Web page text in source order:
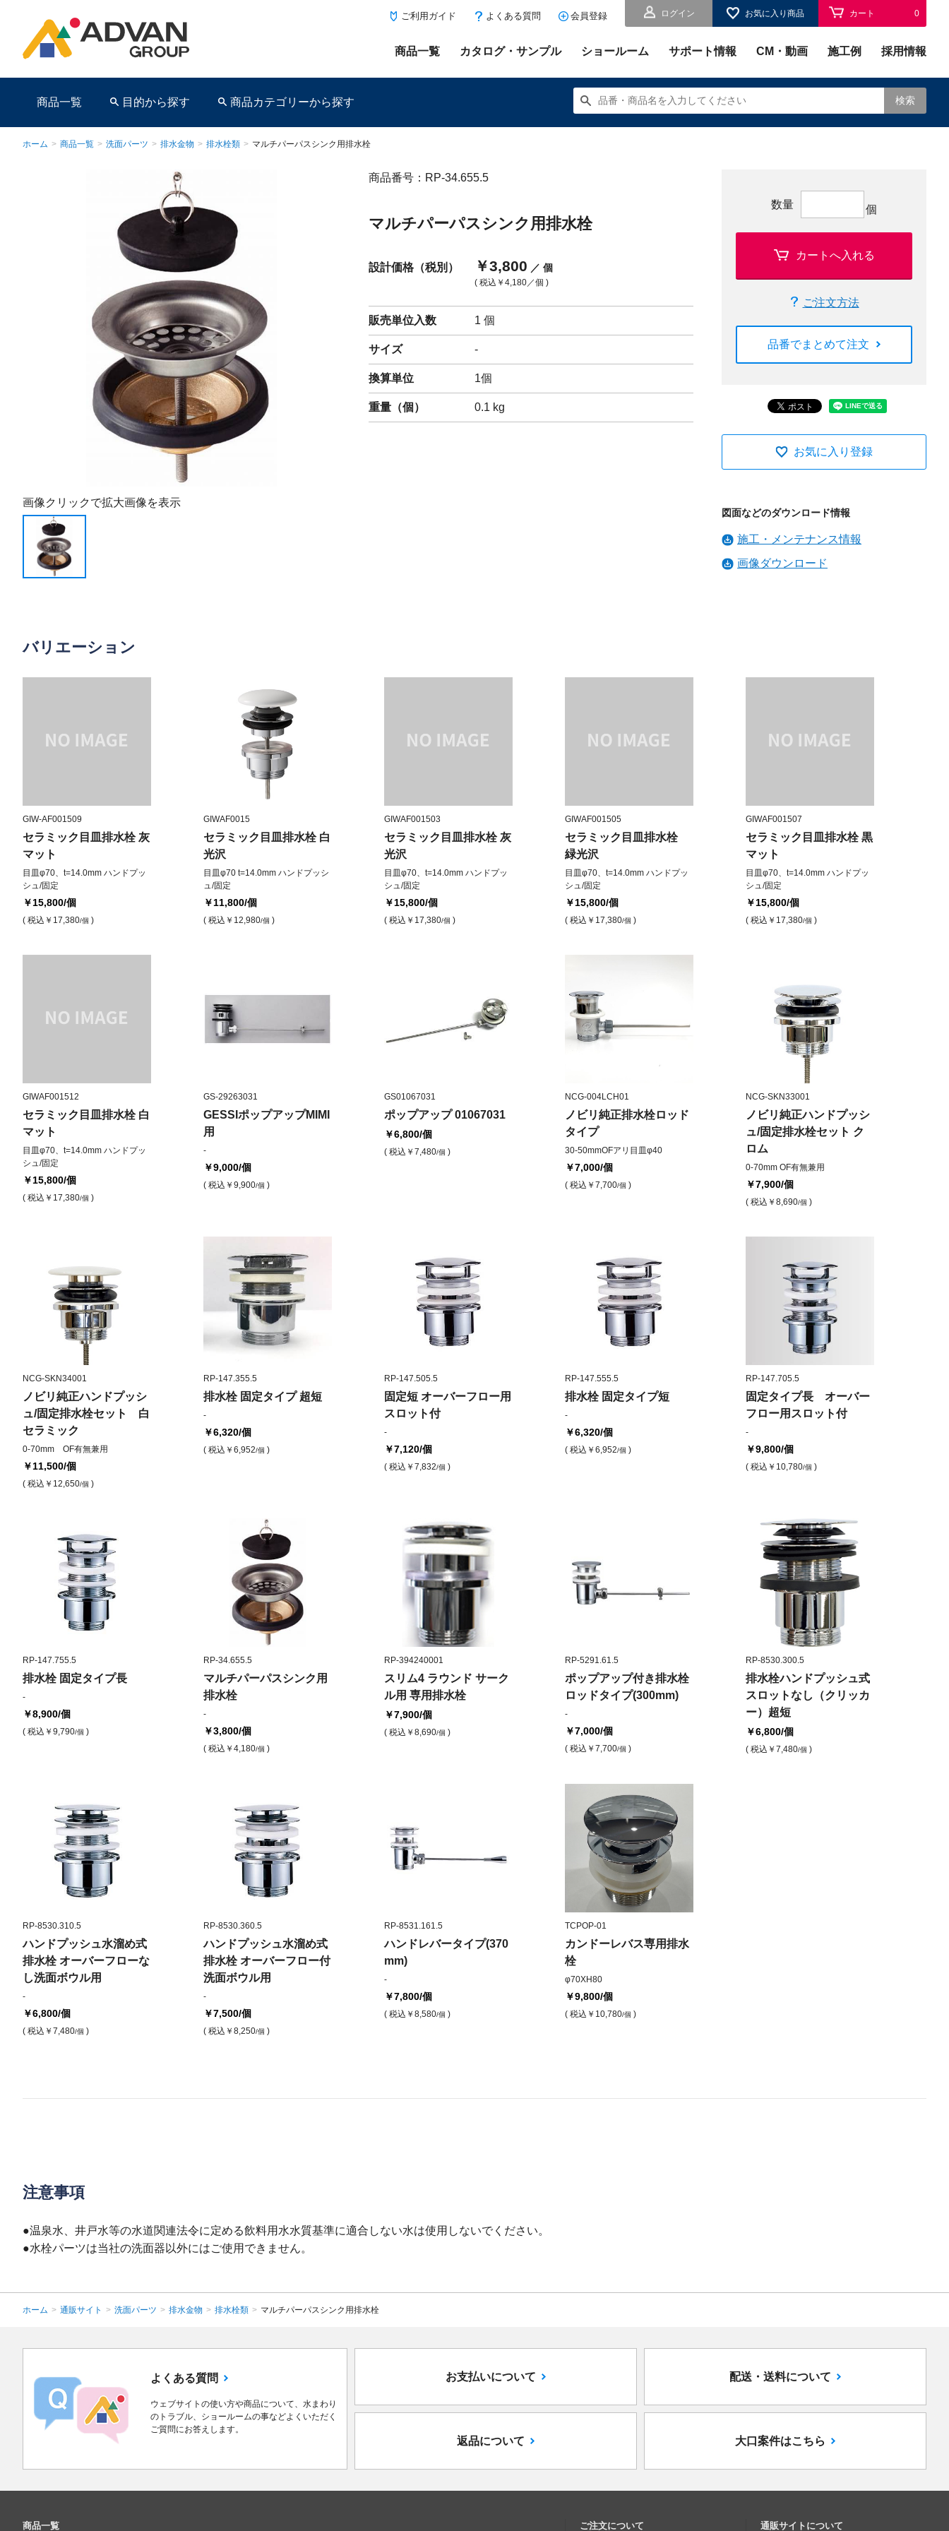
ログイン お気に入り商品 カート 0
ご利用ガイド よくある質問 会員登録
商品一覧 カタログ・サンプル ショールーム サポート情報 CM・動画 施工例 採用情報
商品一覧 目的から探す 商品カテゴリーから探す 検索
ホーム > 商品一覧 > 洗面パーツ > 排水金物 > 排水栓類 > マルチパーパスシンク用排水栓
画像クリックで拡大画像を表示
商品番号：RP-34.655.5
マルチパーパスシンク用排水栓
設計価格（税別） ￥3,800 ／ 個
( 税込 ￥4,180／個 )
販売単位入数 1 個
サイズ -
換算単位 1個
重量（個 ） 0.1 kg
数量 個
カートへ入れる
ご注文方法
品番でまとめて注文
お気に入り登録
図面などのダウンロード情報
施工・メンテナンス情報
画像ダウンロード
バリエーション
GIW-AF001509
セラミック目皿排水栓 灰
マット
目皿φ70、t=14.0mm ハンドプッ
シュ/固定
￥15,800/個
( 税込 ￥17,380/個 )
GIWAF0015
セラミック目皿排水栓 白
光沢
目皿φ70 t=14.0mm ハンドプッシ
ュ/固定
￥11,800/個
( 税込 ￥12,980/個 )
GIWAF001503
セラミック目皿排水栓 灰
光沢
目皿φ70、t=14.0mm ハンドプッ
シュ/固定
￥15,800/個
( 税込 ￥17,380/個 )
GIWAF001505
セラミック目皿排水栓
緑光沢
目皿φ70、t=14.0mm ハンドプッ
シュ/固定
￥15,800/個
( 税込 ￥17,380/個 )
GIWAF001507
セラミック目皿排水栓 黒
マット
目皿φ70、t=14.0mm ハンドプッ
シュ/固定
￥15,800/個
( 税込 ￥17,380/個 )
GIWAF001512
セラミック目皿排水栓 白
マット
目皿φ70、t=14.0mm ハンドプッ
シュ/固定
￥15,800/個
( 税込 ￥17,380/個 )
GS-29263031
GESSIポップアップMIMI
用
-
￥9,000/個
( 税込 ￥9,900/個 )
GS01067031
ポップアップ 01067031
￥6,800/個
( 税込 ￥7,480/個 )
NCG-004LCH01
ノビリ純正排水栓ロッド
タイプ
30-50mmOFアリ目皿φ40
￥7,000/個
( 税込 ￥7,700/個 )
NCG-SKN33001
ノビリ純正ハンドプッシ
ュ/固定排水栓セット ク
ロム
0-70mm OF有無兼用
￥7,900/個
( 税込 ￥8,690/個 )
NCG-SKN34001
ノビリ純正ハンドプッシ
ュ/固定排水栓セット 白
セラミック
0-70mm OF有無兼用
￥11,500/個
( 税込 ￥12,650/個 )
RP-147.355.5
排水栓 固定タイプ 超短
-
￥6,320/個
( 税込 ￥6,952/個 )
RP-147.505.5
固定短 オーバーフロー用
スロット付
-
￥7,120/個
( 税込 ￥7,832/個 )
RP-147.555.5
排水栓 固定タイプ短
-
￥6,320/個
( 税込 ￥6,952/個 )
RP-147.705.5
固定タイプ長 オーバー
フロー用スロット付
-
￥9,800/個
( 税込 ￥10,780/個 )
RP-147.755.5
排水栓 固定タイプ長
-
￥8,900/個
( 税込 ￥9,790/個 )
RP-34.655.5
マルチパーパスシンク用
排水栓
-
￥3,800/個
( 税込 ￥4,180/個 )
RP-394240001
スリム4 ラウンド サーク
ル用 専用排水栓
￥7,900/個
( 税込 ￥8,690/個 )
RP-5291.61.5
ポップアップ付き排水栓
ロッドタイプ(300mm)
-
￥7,000/個
( 税込 ￥7,700/個 )
RP-8530.300.5
排水栓ハンドプッシュ式
スロットなし（クリッカ
ー）超短
￥6,800/個
( 税込 ￥7,480/個 )
RP-8530.310.5
ハンドプッシュ水溜め式
排水栓 オーバーフローな
し洗面ボウル用
-
￥6,800/個
( 税込 ￥7,480/個 )
RP-8530.360.5
ハンドプッシュ水溜め式
排水栓 オーバーフロー付
洗面ボウル用
-
￥7,500/個
( 税込 ￥8,250/個 )
RP-8531.161.5
ハンドレバータイプ(370
mm)
-
￥7,800/個
( 税込 ￥8,580/個 )
TCPOP-01
カンドーレバス専用排水
栓
φ70XH80
￥9,800/個
( 税込 ￥10,780/個 )
注意事項
●温泉水、井戸水等の水道関連法令に定める飲料用水水質基準に適合しない水は使用しないでください。
●水栓パーツは当社の洗面器以外にはご使用できません。
ホーム > 通販サイト > 洗面パーツ > 排水金物 > 排水栓類 > マルチパーパスシンク用排水栓
よくある質問
ウェブサイトの使い方や商品について、水まわり
のトラブル、ショールームの事などよくいただく
ご質問にお答えします。
お支払いについて
返品について
配送・送料について
大口案件はこちら
商品一覧 ご注文について 通販サイトについて